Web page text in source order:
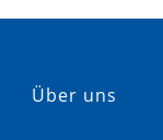
Über uns